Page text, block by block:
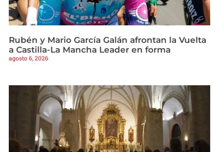
Rubén y Mario García Galán afrontan la Vuelta
a Castilla-La Mancha Leader en forma
agosto 6, 2026